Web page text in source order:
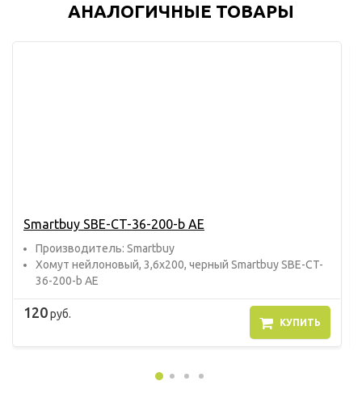
АНАЛОГИЧНЫЕ ТОВАРЫ
Smartbuy SBE-CT-36-200-b AE
Прoизвoдитель: Smartbuy
Хомут нейлоновый, 3,6х200, черный Smartbuy SBE-CT-
36-200-b AE
120руб.
КУПИТЬ